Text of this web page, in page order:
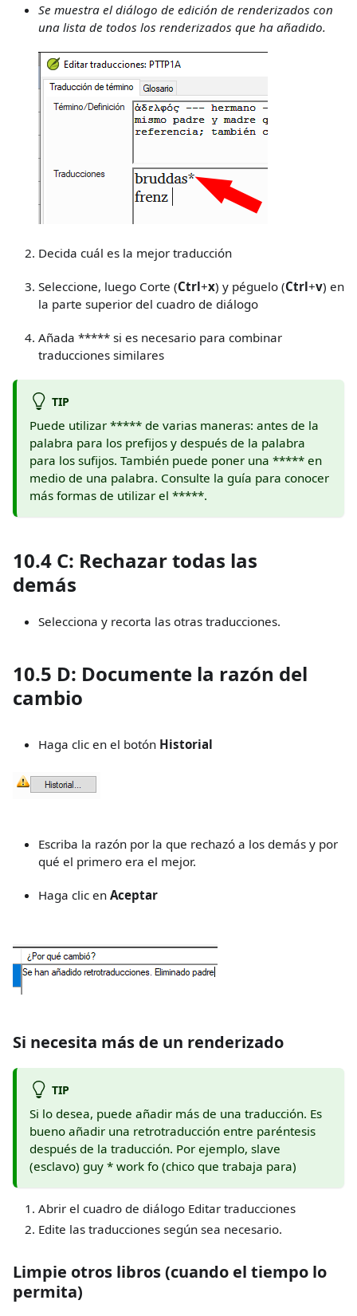
Se muestra el diálogo de edición de renderizados con
una lista de todos los renderizados que ha añadido.
Decida cuál es la mejor traducción
Seleccione, luego Corte (Ctrl+x) y péguelo (Ctrl+v) en
la parte superior del cuadro de diálogo
Añada ***** si es necesario para combinar
traducciones similares
TIP
Puede utilizar ***** de varias maneras: antes de la
palabra para los prefijos y después de la palabra
para los sufijos. También puede poner una ***** en
medio de una palabra. Consulte la guía para conocer
más formas de utilizar el *****.
10.4 C: Rechazar todas las
demás
Selecciona y recorta las otras traducciones.
10.5 D: Documente la razón del
cambio
Haga clic en el botón Historial
Escriba la razón por la que rechazó a los demás y por
qué el primero era el mejor.
Haga clic en Aceptar
Si necesita más de un renderizado
TIP
Si lo desea, puede añadir más de una traducción. Es
bueno añadir una retrotraducción entre paréntesis
después de la traducción. Por ejemplo, slave
(esclavo) guy * work fo (chico que trabaja para)
Abrir el cuadro de diálogo Editar traducciones
Edite las traducciones según sea necesario.
Limpie otros libros (cuando el tiempo lo
permita)